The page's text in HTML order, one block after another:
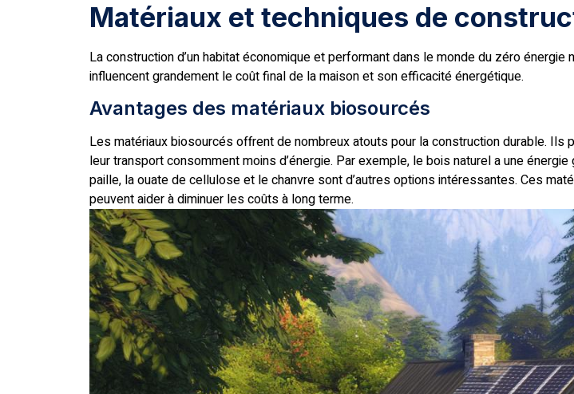
Matériaux et techniques de
La construction d’un habitat économique et performant dans le monde du zéro
influencent grandement le coût final de la maison et son efficacité énergétique.
Avantages des matériaux biosourcés
Les matériaux biosourcés offrent de nombreux atouts pour la construction durable.
leur transport consomment moins d’énergie. Par exemple, le bois naturel a une
paille, la ouate de cellulose et le chanvre sont d’autres options intéressantes. Ces
peuvent aider à diminuer les coûts à long terme.